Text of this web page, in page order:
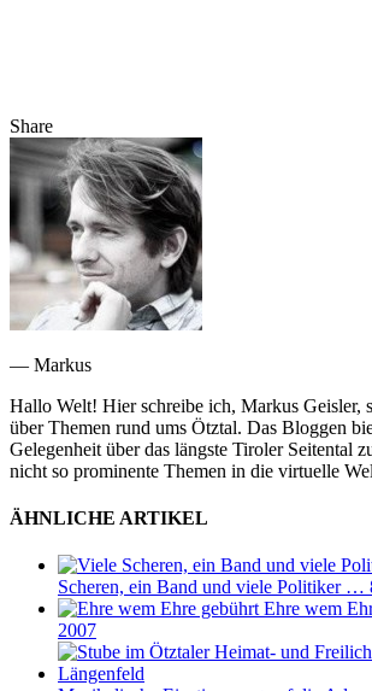
Share
— Markus
Hallo Welt! Hier schreibe ich, Markus Geisler,
über Themen rund ums Ötztal. Das Bloggen
Gelegenheit über das längste Tiroler Seitental
nicht so prominente Themen in die virtuelle
ÄHNLICHE ARTIKEL
Scheren, ein Band und viele Politiker …
Ehre wem
2007